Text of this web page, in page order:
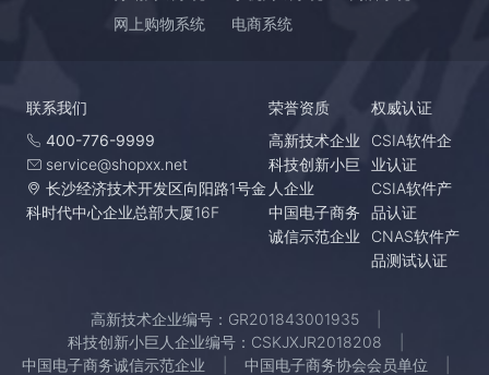
网上购物系统
电商系统
联系我们
400-776-9999
service@shopxx.net
长沙经济技术开发区向阳路1号金
科时代中心企业总部大厦16F
荣誉资质
高新技术企业
科技创新小巨
人企业
中国电子商务
诚信示范企业
权威认证
CSIA软件企
业认证
CSIA软件产
品认证
CNAS软件产
品测试认证
高新技术企业编号：GR201843001935
科技创新小巨人企业编号：CSKJXJR2018208
中国电子商务诚信示范企业
中国电子商务协会会员单位